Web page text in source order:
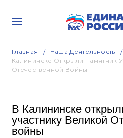
Главная Наша Деятельность
Калининске Открыли Памятник
Отечественной Войны
В Калининске
участнику Великой
войны